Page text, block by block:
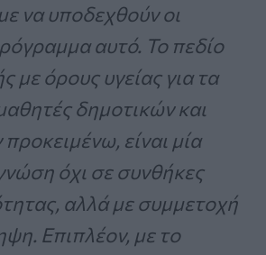
να υποδεχθούν οι
αυτό. Το πεδίο
με όρους υγείας για τα
δημοτικών και
είναι μία
όχι σε συνθήκες
αλλά με συμμετοχή
Επιπλέον, με το